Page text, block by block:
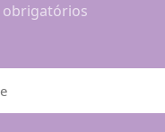
obrigatórios